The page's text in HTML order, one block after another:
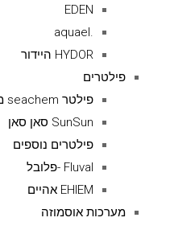
EDEN
.aquael
HYDOR היידור
פילטרים
פילטר seachem מפל סיכם
SunSun סאן סאן
פילטרים נוספים
Fluval -פלובל
EHIEM אהיים
מערכות אוסמוזה